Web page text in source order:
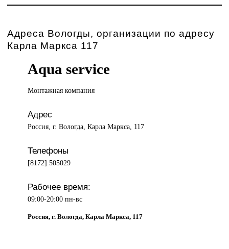
Адреса Вологды, организации по адресу
Карла Маркса 117
Aqua service
Монтажная компания
Адрес
Россия, г. Вологда, Карла Маркса, 117
Телефоны
[8172] 505029
Рабочее время:
09:00-20:00 пн-вс
Россия, г. Вологда, Карла Маркса, 117